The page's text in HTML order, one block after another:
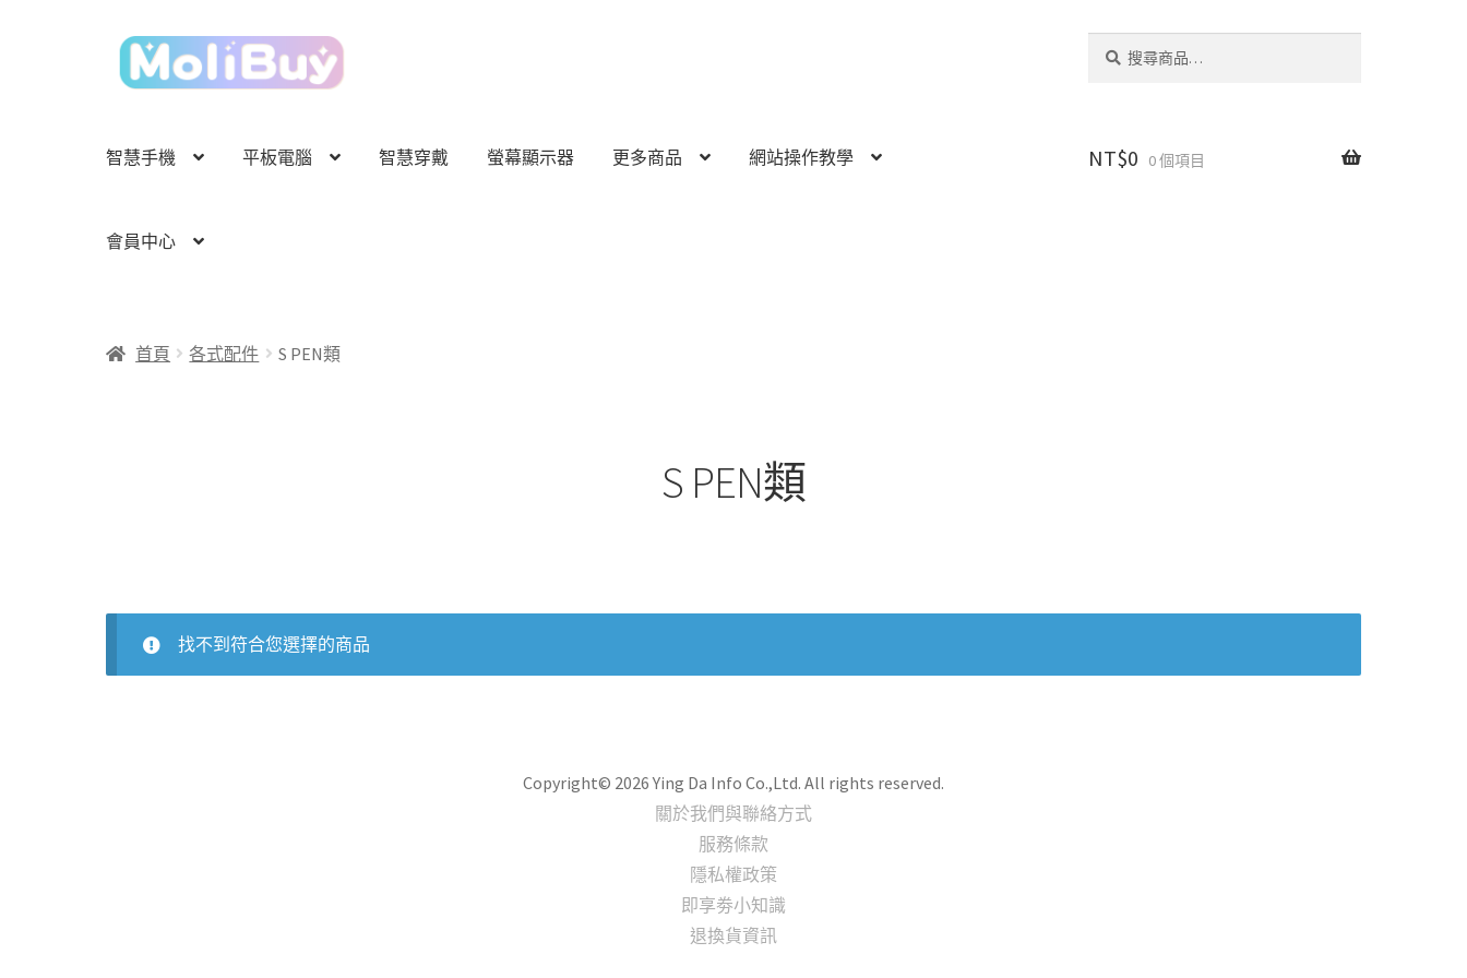
跳
至
列
跳
至
內
字:
智慧手機 平板電腦 智慧穿戴 螢幕顯示器 更多商品 網站操作教學
會員中心
NT$0 0 個項目
首頁 各式配件 S PEN類
S PEN類
找不到符合您選擇的商品
Copyright© 2026 Ying Da Info Co.,Ltd. All rights reserved.
關於我們與聯絡方式
服務條款
隱私權政策
即享劵小知識
退換貨資訊